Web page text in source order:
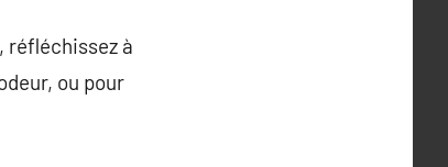
réfléchissez à
ou pour